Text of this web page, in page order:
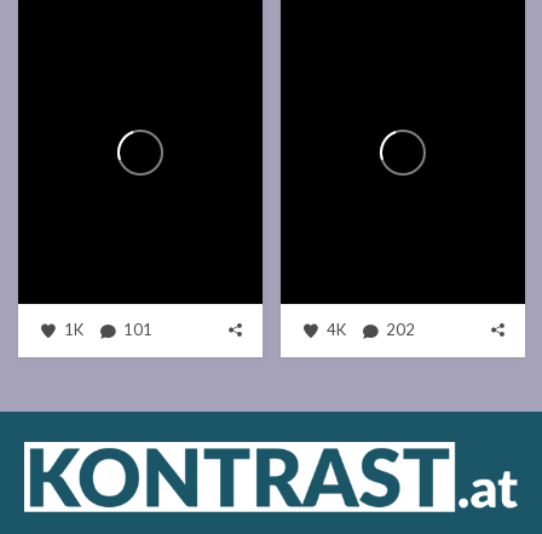
1K 101 4K 202